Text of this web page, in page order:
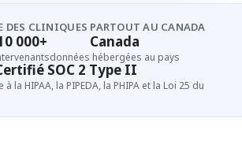
DES CLINIQUES PARTOUT AU CANADA
000+ Canada
données hébergées au pays
SOC 2 Type II
la HIPAA, la PIPEDA, la PHIPA et la Loi 25 du